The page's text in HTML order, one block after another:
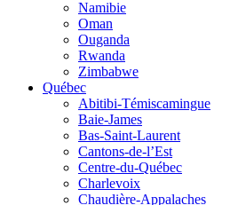
Namibie
Oman
Ouganda
Rwanda
Zimbabwe
Québec
Abitibi-Témiscamingue
Baie-James
Bas-Saint-Laurent
Cantons-de-l’Est
Centre-du-Québec
Charlevoix
Chaudière-Appalaches